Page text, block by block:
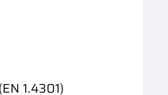
1.4301)